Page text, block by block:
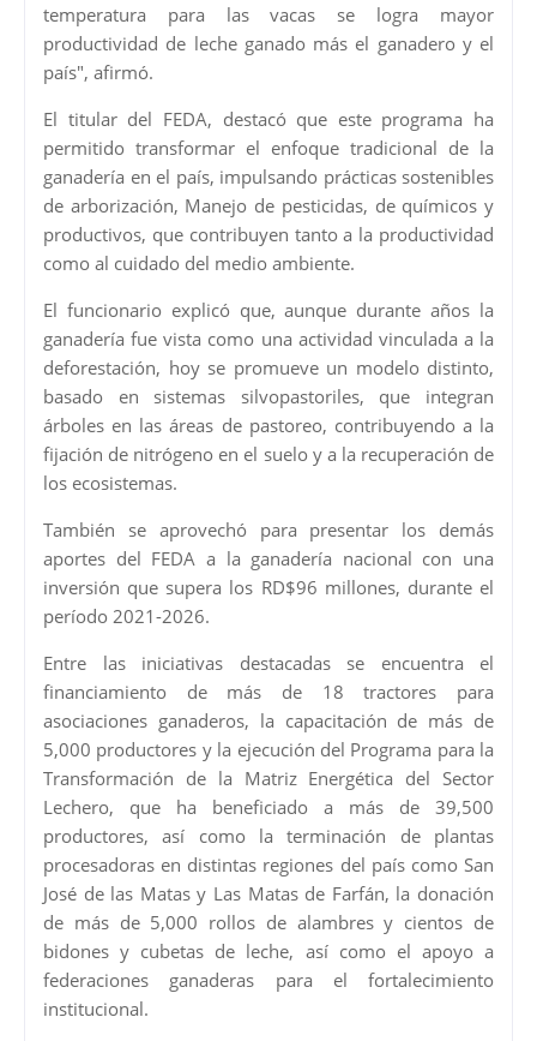
temperatura para las vacas se logra mayor
productividad de leche ganado más el ganadero y el
país", afirmó.
El titular del FEDA, destacó que este programa ha
permitido transformar el enfoque tradicional de la
ganadería en el país, impulsando prácticas sostenibles
de arborización, Manejo de pesticidas, de químicos y
productivos, que contribuyen tanto a la productividad
como al cuidado del medio ambiente.
El funcionario explicó que, aunque durante años la
ganadería fue vista como una actividad vinculada a la
deforestación, hoy se promueve un modelo distinto,
basado en sistemas silvopastoriles, que integran
árboles en las áreas de pastoreo, contribuyendo a la
fijación de nitrógeno en el suelo y a la recuperación de
los ecosistemas.
También se aprovechó para presentar los demás
aportes del FEDA a la ganadería nacional con una
inversión que supera los RD$96 millones, durante el
período 2021-2026.
Entre las iniciativas destacadas se encuentra el
financiamiento de más de 18 tractores para
asociaciones ganaderos, la capacitación de más de
5,000 productores y la ejecución del Programa para la
Transformación de la Matriz Energética del Sector
Lechero, que ha beneficiado a más de 39,500
productores, así como la terminación de plantas
procesadoras en distintas regiones del país como San
José de las Matas y Las Matas de Farfán, la donación
de más de 5,000 rollos de alambres y cientos de
bidones y cubetas de leche, así como el apoyo a
federaciones ganaderas para el fortalecimiento
institucional.